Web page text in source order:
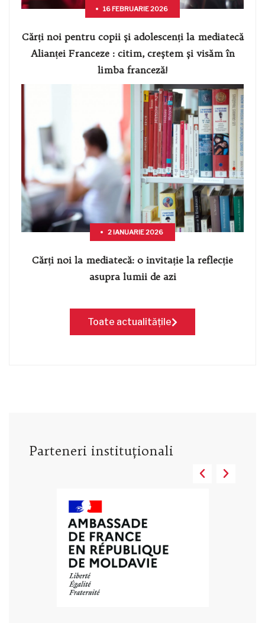
16 FEBRUARIE 2026
Cărți noi pentru copii și adolescenți la mediatecă
Alianței Franceze : citim, creștem și visăm în
limba franceză!
2 IANUARIE 2026
Cărți noi la mediatecă: o invitație la reflecție
asupra lumii de azi
Toate actualitățile
Parteneri instituţionali